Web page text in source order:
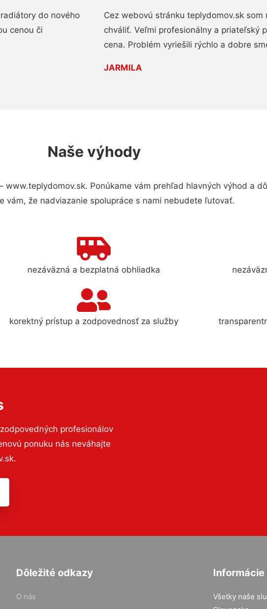
do nového
cenou či
Cez webovú stránku teplydomov.sk
chváliť. Veľmi profesionálny a priateľský
cena. Problém vyriešili rýchlo a dobre
JARMILA
Naše výhody
Ponúkame vám prehľad hlavných výhod a
vám, že nadviazanie spolupráce s nami nebudete ľutovať.
nezáväzná a bezplatná obhliadka
korektný prístup a zodpovednosť za služby
profesionálov
ponuku nás neváhajte
Dôležité odkazy
O nás
Informácie
Všetky naše